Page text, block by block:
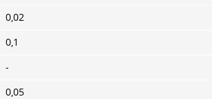
0,02
0,1
-
0,05